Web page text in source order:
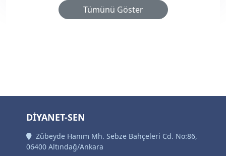
Tümünü Göster
DİYANET-SEN
Zübeyde Hanım Mh. Sebze Bahçeleri Cd. No:86,
06400 Altındağ/Ankara